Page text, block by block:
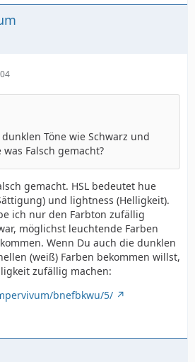
Töne wie Schwarz und
Falsch gemacht?
gemacht. HSL bedeutet hue
und lightness (Helligkeit).
ich nur den Farbton zufällig
möglichst leuchtende Farben
Wenn Du auch die dunklen
(weiß) Farben bekommen willst,
zufällig machen:
bnefbkwu/5/